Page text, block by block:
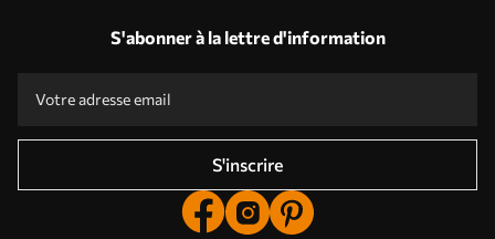
S'abonner à la lettre d'information
S'inscrire